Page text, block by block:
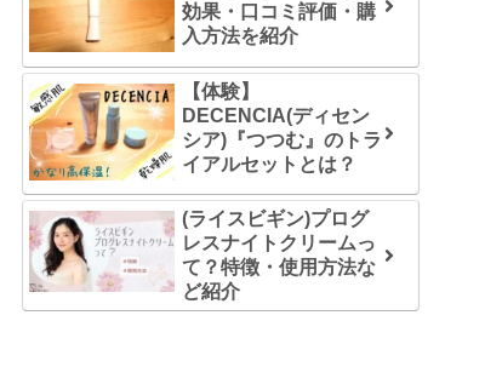
効果・口コミ評価・購
入方法を紹介
【体験】
DECENCIA(ディセン
シア)『つつむ』のトラ
イアルセットとは？
(ライスビギン)プログ
レスナイトクリームっ
て？特徴・使用方法な
ど紹介